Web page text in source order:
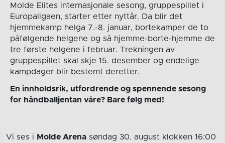
Molde Elites internasjonale sesong, gruppespillet i
Europaligaen, starter etter nyttår. Da blir det
hjemmekamp helga 7.-8. januar, bortekamper de to
påfølgende helgene og så hjemme-borte-hjemme de
tre første helgene i februar. Trekningen av
gruppespillet skal skje 15. desember og endelige
kampdager blir bestemt deretter.
En innholdsrik, utfordrende og spennende sesong
for håndballjentan våre? Bare følg med!
Vi ses i Molde Arena søndag 30. august klokken 16:00